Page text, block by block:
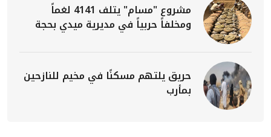
مشروع "مسام" يتلف 4141 لغماً
ومخلفاً حربياً في مديرية ميدي بحجة
حريق يلتهم مسكنًا في مخيم للنازحين
بمأرب